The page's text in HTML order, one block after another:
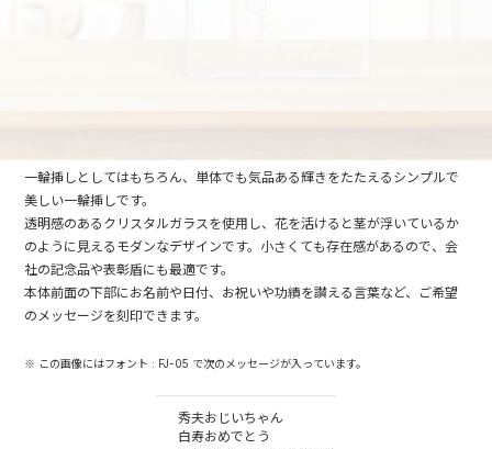
一輪挿しとしてはもちろん、単体でも気品ある輝きをたたえるシンプルで
美しい一輪挿しです。
透明感のあるクリスタルガラスを使用し、花を活けると茎が浮いているか
のように見えるモダンなデザインです。小さくても存在感があるので、会
社の記念品や表彰盾にも最適です。
本体前面の下部にお名前や日付、お祝いや功績を讃える言葉など、ご希望
のメッセージを刻印できます。
※ この画像にはフォント : FJ-05 で次のメッセージが入っています。
秀夫おじいちゃん
白寿おめでとう